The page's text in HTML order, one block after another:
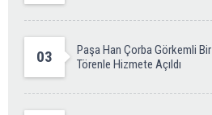
03
Paşa Han Çorba Görkemli Bir
Törenle Hizmete Açıldı